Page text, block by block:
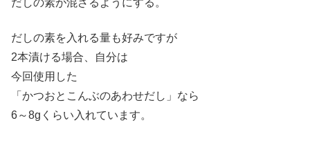
だしの素が混ざるようにする。
だしの素を入れる量も好みですが
2本漬ける場合、自分は
今回使用した
「かつおとこんぶのあわせだし」なら
6～8gくらい入れています。